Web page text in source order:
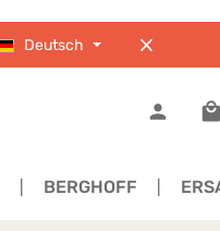
Deutsch
BERGHOFF